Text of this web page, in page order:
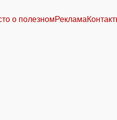
о полезномРеклама